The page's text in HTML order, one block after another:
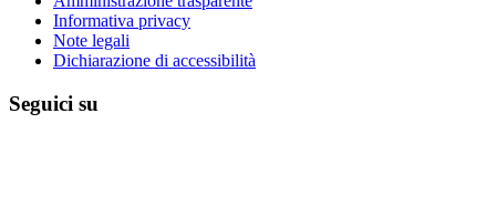
Informativa privacy
Note legali
Dichiarazione di accessibilità
Seguici su